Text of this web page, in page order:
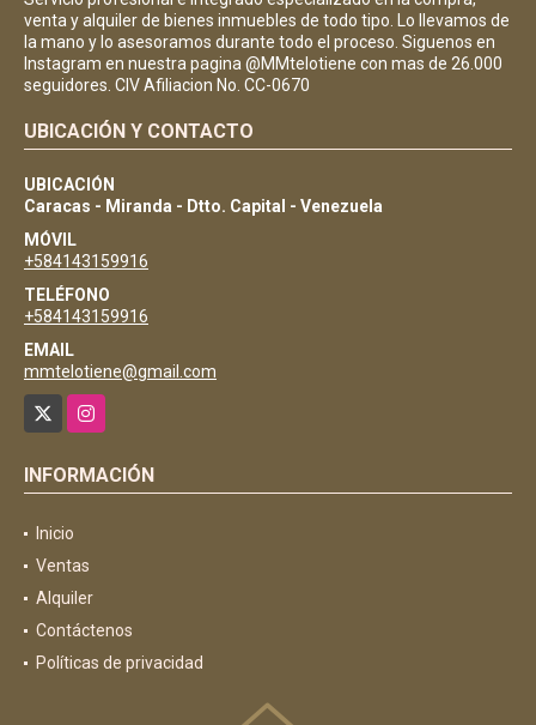
venta y alquiler de bienes inmuebles de todo tipo. Lo llevamos de
la mano y lo asesoramos durante todo el proceso. Siguenos en
Instagram en nuestra pagina @MMtelotiene con mas de 26.000
seguidores. CIV Afiliacion No. CC-0670
UBICACIÓN Y CONTACTO
UBICACIÓN
Caracas - Miranda - Dtto. Capital - Venezuela
MÓVIL
+584143159916
TELÉFONO
+584143159916
EMAIL
mmtelotiene@gmail.com
Instagram
INFORMACIÓN
Inicio
Ventas
Alquiler
Contáctenos
Políticas de privacidad